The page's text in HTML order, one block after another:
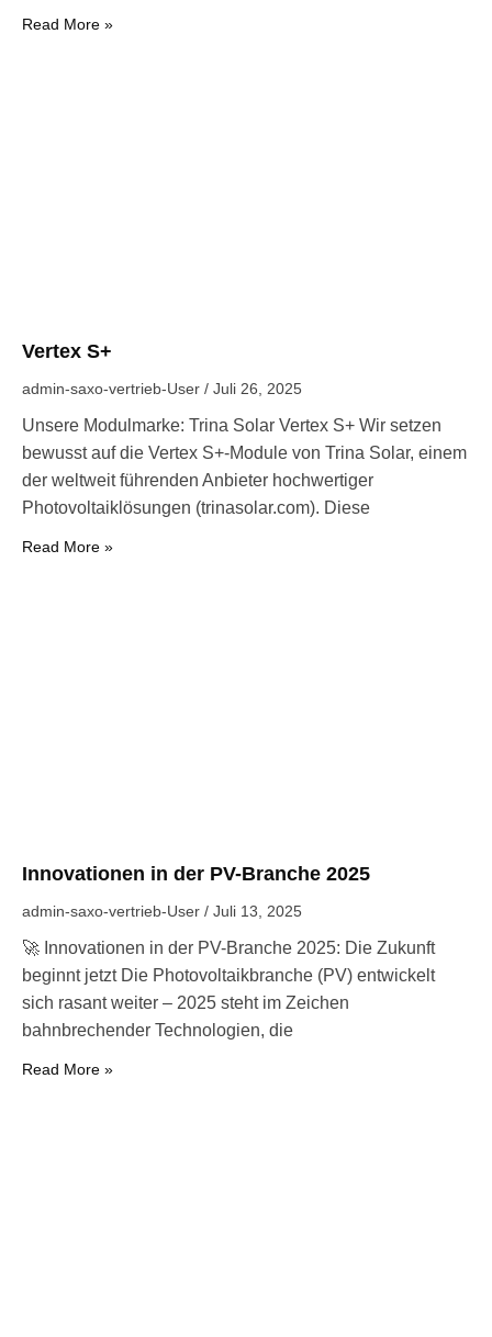
Read More »
Vertex S+
admin-saxo-vertrieb-User Juli 26, 2025
Unsere Modulmarke: Trina Solar Vertex S+ Wir setzen
bewusst auf die Vertex S+-Module von Trina Solar, einem
der weltweit führenden Anbieter hochwertiger
Photovoltaiklösungen (trinasolar.com). Diese
Read More »
Innovationen in der PV-Branche 2025
admin-saxo-vertrieb-User Juli 13, 2025
🚀 Innovationen in der PV-Branche 2025: Die Zukunft
beginnt jetzt Die Photovoltaikbranche (PV) entwickelt
sich rasant weiter – 2025 steht im Zeichen
bahnbrechender Technologien, die
Read More »